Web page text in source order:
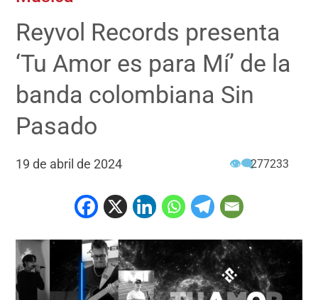
Reyvol Records presenta
‘Tu Amor es para Mí’ de la
banda colombiana Sin
Pasado
19 de abril de 2024 👁‍🗨277233